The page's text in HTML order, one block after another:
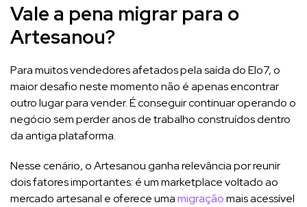
Vale a pena migrar para o
Artesanou?
Para muitos vendedores afetados pela saída do Elo7, o
maior desafio neste momento não é apenas encontrar
outro lugar para vender. É conseguir continuar operando o
negócio sem perder anos de trabalho construídos dentro
da antiga plataforma.
Nesse cenário, o Artesanou ganha relevância por reunir
dois fatores importantes: é um marketplace voltado ao
mercado artesanal e oferece umamigraçãomais acessível